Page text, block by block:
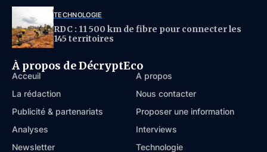
TECHNOLOGIE
RDC : 11 500 km de fibre pour connecter les
145 territoires
À propos de DécryptEco
Acceuil
À propos
La rédaction
Nous contacter
Publicité & partenariats
Proposer une information
Analyses
Interviews
Newsletter
Technologie